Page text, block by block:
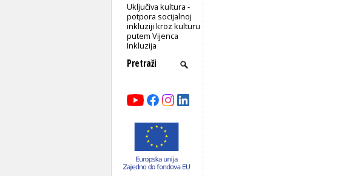
Uključiva kultura -
potpora socijalnoj
inkluziji kroz kulturu
putem Vijenca
Inkluzija